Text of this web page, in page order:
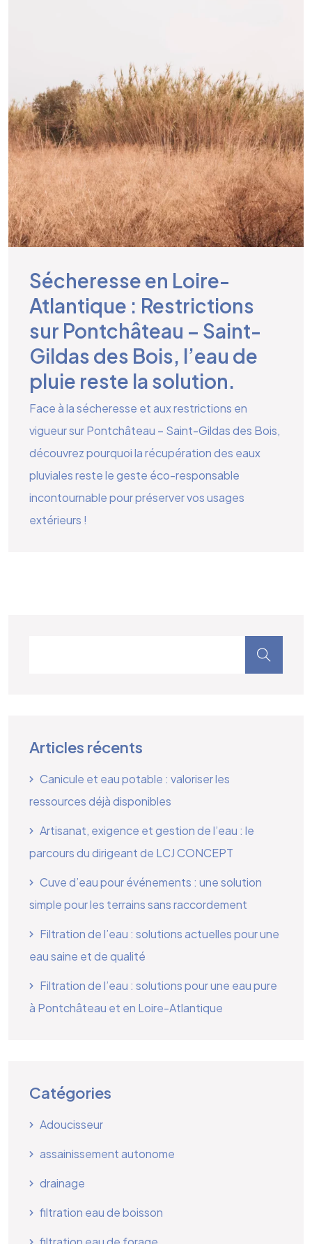
Sécheresse en Loire-
Atlantique : Restrictions
sur Pontchâteau – Saint-
Gildas des Bois, l’eau de
pluie reste la solution.
Face à la sécheresse et aux restrictions en
vigueur sur Pontchâteau – Saint-Gildas des Bois,
découvrez pourquoi la récupération des eaux
pluviales reste le geste éco-responsable
incontournable pour préserver vos usages
extérieurs !
Articles récents
Canicule et eau potable : valoriser les
ressources déjà disponibles
Artisanat, exigence et gestion de l’eau : le
parcours du dirigeant de LCJ CONCEPT
Cuve d’eau pour événements : une solution
simple pour les terrains sans raccordement
Filtration de l’eau : solutions actuelles pour une
eau saine et de qualité
Filtration de l’eau : solutions pour une eau pure
à Pontchâteau et en Loire-Atlantique
Catégories
Adoucisseur
assainissement autonome
drainage
filtration eau de boisson